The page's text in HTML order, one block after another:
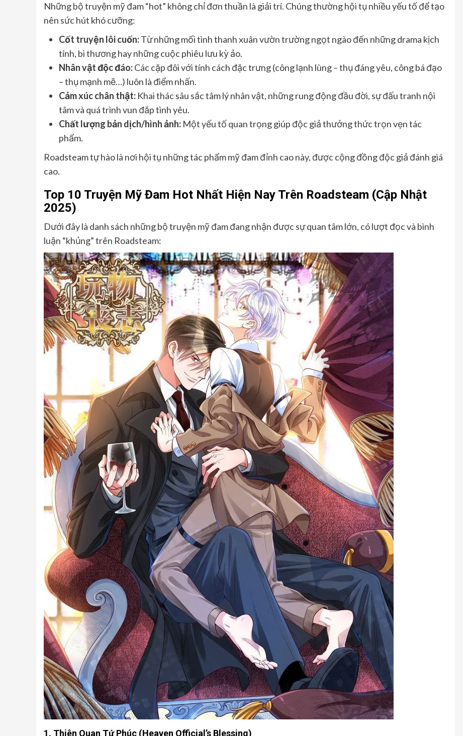
Những bộ truyện mỹ đam “hot” không chỉ đơn thuần là giải trí. Chúng thường hội tụ nhiều yếu tố để tạo
nên sức hút khó cưỡng:
Cốt truyện lôi cuốn:Từ những mối tình thanh xuân vườn trường ngọt ngào đến những drama kịch
tính, bi thương hay những cuộc phiêu lưu kỳ ảo.
Nhân vật độc đáo:Các cặp đôi với tính cách đặc trưng (công lạnh lùng – thụ đáng yêu, công bá đạo
– thụ mạnh mẽ…) luôn là điểm nhấn.
Cảm xúc chân thật: Khai thác sâu sắc tâm lý nhân vật, những rung động đầu đời, sự đấu tranh nội
tâm và quá trình vun đắp tình yêu.
Chất lượng bản dịch/hình ảnh: Một yếu tố quan trọng giúp độc giả thưởng thức trọn vẹn tác
phẩm.
Roadsteam tự hào là nơi hội tụ những tác phẩm mỹ đam đỉnh cao này, được cộng đồng độc giả đánh giá
cao.
Top 10 Truyện Mỹ Đam Hot Nhất Hiện Nay Trên Roadsteam (Cập Nhật
2025)
Dưới đây là danh sách những bộ truyện mỹ đam đang nhận được sự quan tâm lớn, có lượt đọc và bình
luận “khủng” trên Roadsteam:
1. Thiên Quan Tứ Phúc (Heaven Official’s Blessing)